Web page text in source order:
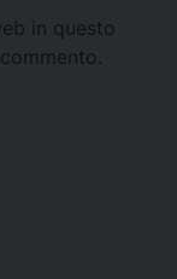
in questo